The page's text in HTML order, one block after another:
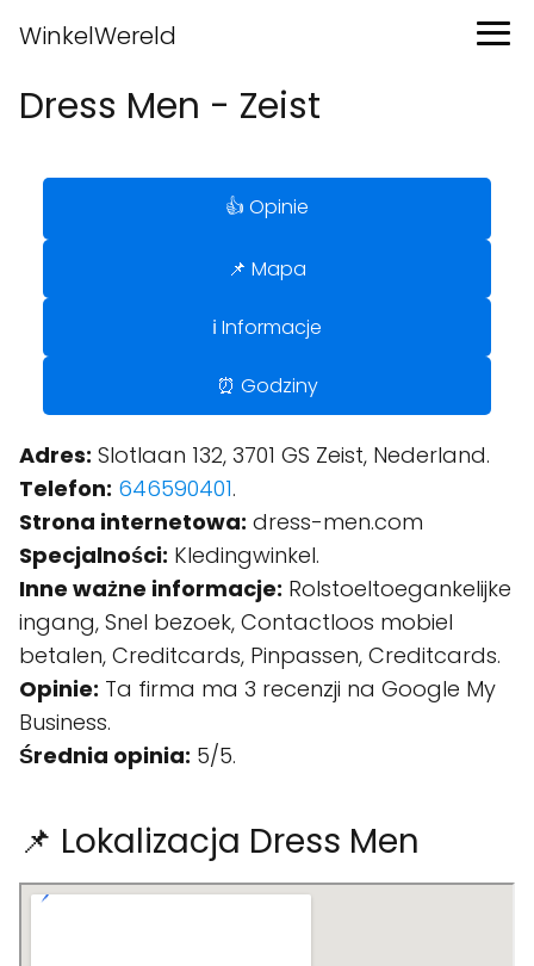
WinkelWereld
Dress Men - Zeist
👍 Opinie
📌 Mapa
ℹ️ Informacje
⏰ Godziny
Adres: Slotlaan 132, 3701 GS Zeist, Nederland.
Telefon: 646590401.
Strona internetowa: dress-men.com
Specjalności: Kledingwinkel.
Inne ważne informacje: Rolstoeltoegankelijke
ingang, Snel bezoek, Contactloos mobiel
betalen, Creditcards, Pinpassen, Creditcards.
Opinie: Ta firma ma 3 recenzji na Google My
Business.
Średnia opinia: 5/5.
📌 Lokalizacja Dress Men